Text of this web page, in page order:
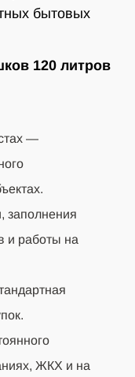
бытовых
120 литров
—
заполнения
и работы на
ЖКХ и на